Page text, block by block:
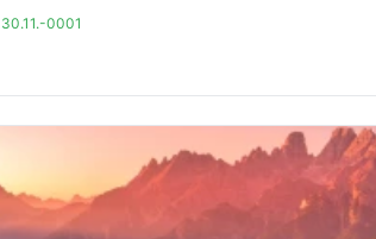
30.11.-0001